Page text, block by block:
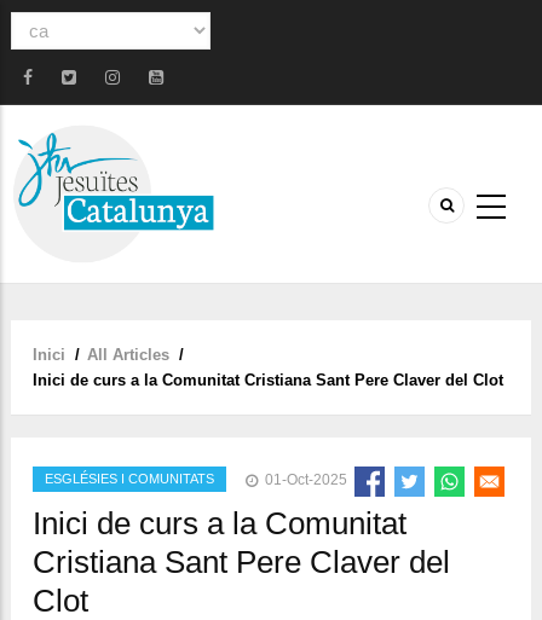
Select
language
Fil
d'ariadna
Inici / All Articles /
Inici de curs a la Comunitat Cristiana Sant Pere Claver del Clot
ESGLÉSIES I COMUNITATS 01-Oct-2025
Inici de curs a la Comunitat
Cristiana Sant Pere Claver del
Clot